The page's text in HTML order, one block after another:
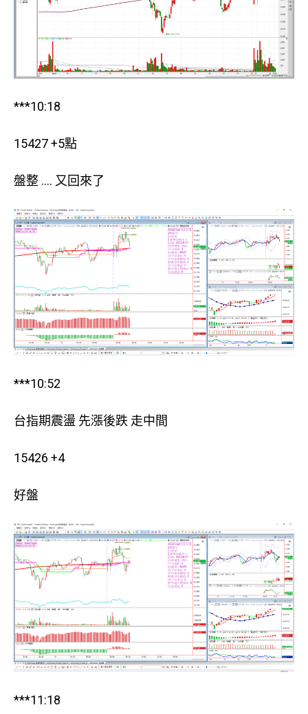
***10:18
15427 +5點
盤整 …. 又回來了
***10:52
台指期震盪 先漲後跌 走中間
15426 +4
好盤
***11:18